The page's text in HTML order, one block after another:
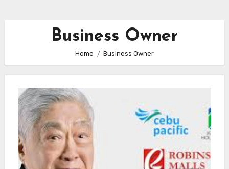
Business Owner
Home Business Owner